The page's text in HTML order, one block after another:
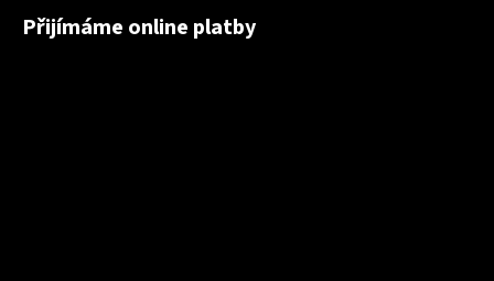
Přijímáme online platby